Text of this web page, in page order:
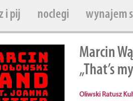
i pij noclegi wynajem
Marcin
„That’s
Oliwski Ratusz